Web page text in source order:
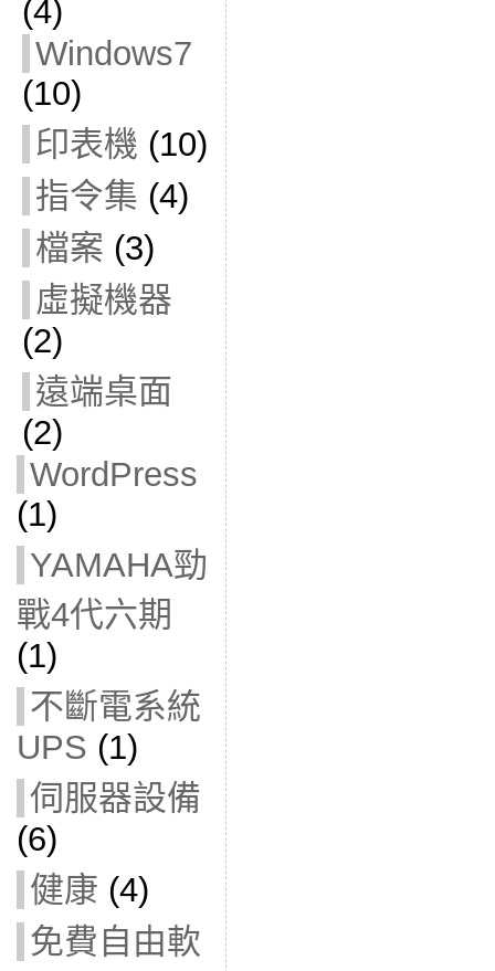
(4)
Windows7
(10)
印表機 (10)
指令集 (4)
檔案 (3)
虛擬機器
(2)
遠端桌面
(2)
WordPress
(1)
YAMAHA勁
戰4代六期
(1)
不斷電系統
UPS (1)
伺服器設備
(6)
健康 (4)
免費自由軟